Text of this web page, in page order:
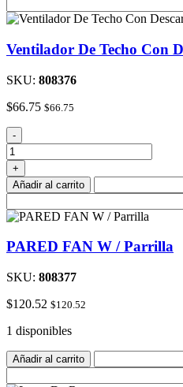
Ventilador De Techo Con
SKU: 808376
$66.75 $66.75
Ventilador
De
Techo
Con
Descarga
cantidad
-
+
Añadir al carrito
PARED FAN W / Parrilla
SKU: 808377
$120.52 $120.52
1 disponibles
Añadir al carrito